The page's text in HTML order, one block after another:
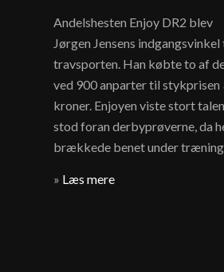
Andelshesten Enjoy DR2 blev
Jørgen Jensens indgangsvinkel
travsporten. Han købte to af
ved 900 anparter til stykprisen
kroner. Enjoyen viste stort
stod foran derbyprøverne, da
brækkede benet under
» Læs mere